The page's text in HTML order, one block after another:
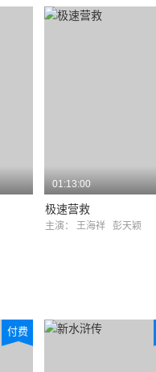
01:13:00
极速营救
主演： 王海祥 彭天颖
付费